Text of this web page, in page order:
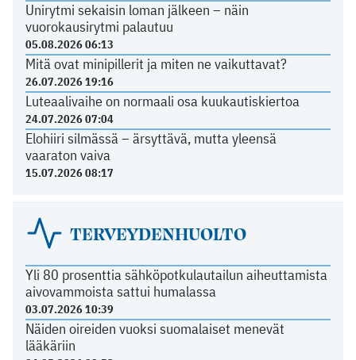
Unirytmi sekaisin loman jälkeen – näin
vuorokausirytmi palautuu
05.08.2026 06:13
Mitä ovat minipillerit ja miten ne vaikuttavat?
26.07.2026 19:16
Luteaalivaihe on normaali osa kuukautiskiertoa
24.07.2026 07:04
Elohiiri silmässä – ärsyttävä, mutta yleensä
vaaraton vaiva
15.07.2026 08:17
TERVEYDENHUOLTO
Yli 80 prosenttia sähköpotkulautailun aiheuttamista
aivovammoista sattui humalassa
03.07.2026 10:39
Näiden oireiden vuoksi suomalaiset menevät
lääkäriin